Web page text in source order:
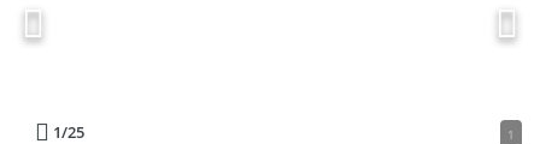
1/25 1